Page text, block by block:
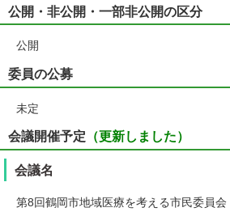
公開・非公開・一部非公開の区分
公開
委員の公募
未定
会議開催予定 （更新しました）
会議名
第8回鶴岡市地域医療を考える市民委員会